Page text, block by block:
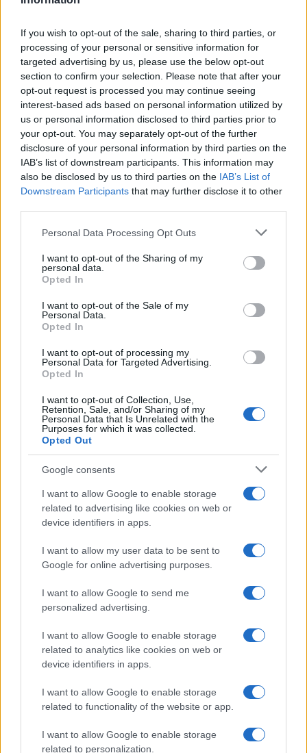
If you wish to opt-out of the sale, sharing to third parties, or
processing of your personal or sensitive information for
targeted advertising by us, please use the below opt-out
section to confirm your selection. Please note that after your
opt-out request is processed you may continue seeing
interest-based ads based on personal information utilized by
us or personal information disclosed to third parties prior to
your opt-out. You may separately opt-out of the further
disclosure of your personal information by third parties on the
IAB’s list of downstream participants. This information may
also be disclosed by us to third parties on the IAB’s List of
Downstream Participants that may further disclose it to other
Please note that this website/app uses one or more Google
not limited to your visit or usage behaviour. You may click to
grant or deny consent to Google and its third-party tags to
use your data for below specified purposes in below Google
consent section.
Personal Data Processing Opt Outs
I want to opt-out of the Sharing of my
personal data.
Opted In
I want to opt-out of the Sale of my
Personal Data.
Opted In
I want to opt-out of processing my
Personal Data for Targeted Advertising.
Opted In
I want to opt-out of Collection, Use,
Retention, Sale, and/or Sharing of my
Personal Data that Is Unrelated with the
Purposes for which it was collected.
Opted Out
Google consents
I want to allow Google to enable storage
related to advertising like cookies on web or
device identifiers in apps.
I want to allow my user data to be sent to
Google for online advertising purposes.
I want to allow Google to send me
personalized advertising.
I want to allow Google to enable storage
related to analytics like cookies on web or
device identifiers in apps.
I want to allow Google to enable storage
related to functionality of the website or app.
I want to allow Google to enable storage
related to personalization.
Dosztojevszkij műve nyomán íródottBűn és bűnhődés,
amelynek librettóját a zeneszerző felkérésére tanítványa-
barátja, Maár Gyula írta. Egy évtizeddel később született a
Pécsett bemutatottSalome című balettje (1979, Oscar
Wilde nyomán).
Magyar írók és költők szövegeire írt számos kantátáját és
szimfonikus műveit rendszeresen műsorukra tűzik a hazai
és külföldi együttesek. Petrovics Emil emellett több tucat
című önéletírását 2007-08-ban publikálta.
Petrovics Emil a zenei közéletben is fontos tisztségeket
töltött be. 1986-tól a Magyar Állami Operaház főintendánsa
volt, posztjáról 1990-ben betegség miatt lemondott, és az
áprilisától két évre ismét főzeneigazgató lett Szinetár
Miklós intendáns-főigazgató mellett. 1967-től 1999-ig a
magyar szerzői jogvédő szervezet, az Artisjus elnökeként is
tevékenykedett. A Széchenyi Irodalmi és Művészeti
Akadémia 1993-ban, a Szerb Tudományos és Művészeti
Akadémia 1991-ben választotta tagjává.
Munkássága elismeréseként 1960-ban és 1963-ban Erkel
Ferenc-díjjal, 1982-ben Kiváló művész címmel, 1989-ben és
2000-ben Bartók-Pásztory-díjjal, 1966-ban és 2006-ban
Kossuth-díjjal tüntették ki; 2005-ben a Magyar Köztársasági
Érdemrend Középkeresztje a Csillaggal kitüntetést kapta.
Petrovics Emil születésnapja alkalmából a Duna Televízió a
című művét február 9-én
22:55-kor tűzi műsorára. A Petrovics Emil lánya, Petrovics
Eszter által rendezett Zenei Műhely
február 13-án 16:25-kor sugározzák. A filmben a szerző
életművéből három olyan kompozíciót választanak ki,
fontosabb időszakaiban születtek. Három mű, három